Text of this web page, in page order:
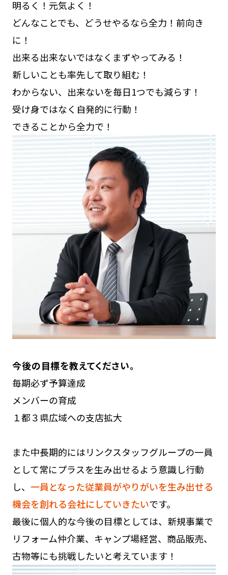
明るく！元気よく！
どんなことでも、どうせやるなら全力！前向き
に！
出来る出来ないではなくまずやってみる！
新しいことも率先して取り組む！
わからない、出来ないを毎日1つでも減らす！
受け身ではなく自発的に行動！
できることから全力で！
今後の目標を教えてください。
毎期必ず予算達成
メンバーの育成
１都３県広域への支店拡大
また中長期的にはリンクスタッフグループの一員
として常にプラスを生み出せるよう意識し行動
し、 一員となった従業員がやりがいを生み出せる
機会を創れる会社にしていきたいです。
最後に個人的な今後の目標としては、新規事業で
リフォーム仲介業、キャンプ場経営、商品販売、
古物等にも挑戦したいと考えています！